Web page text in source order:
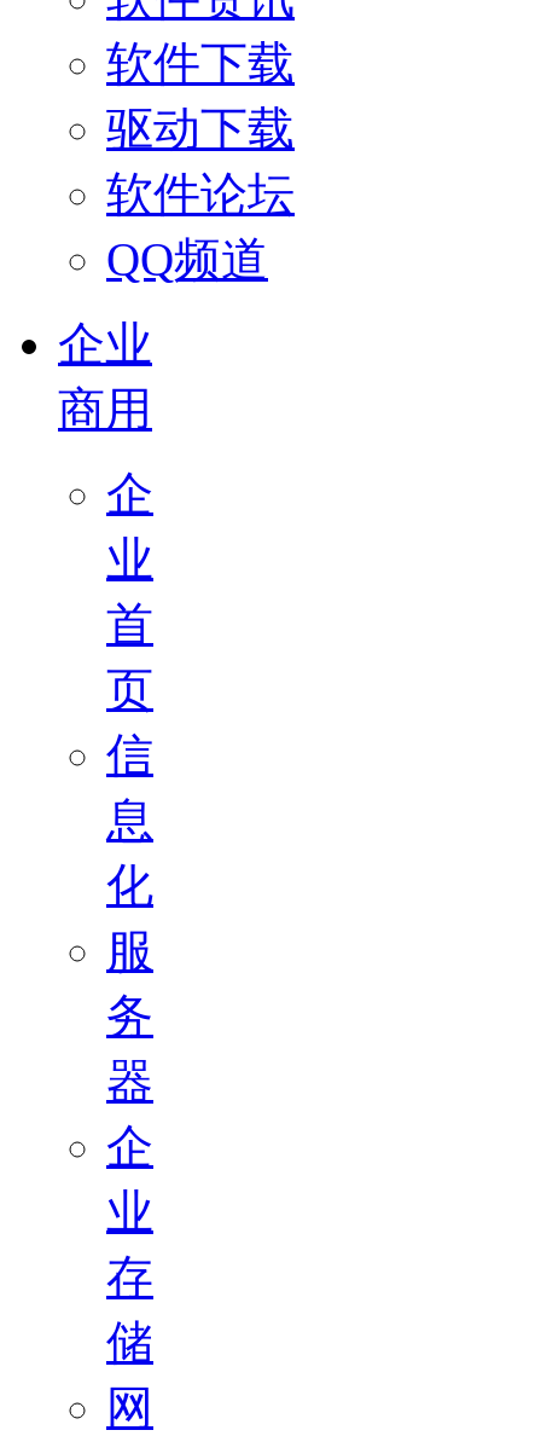
软件下载
驱动下载
软件论坛
QQ频道
企业
商用
企
业
首
页
信
息
化
服
务
器
企
业
存
储
网